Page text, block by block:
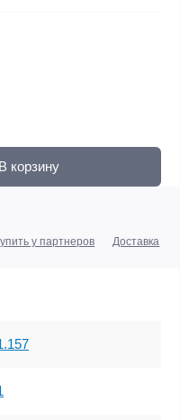
В корзину
у партнеров Доставка